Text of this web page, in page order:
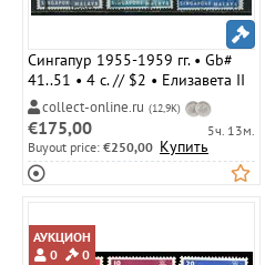
Сингапур 1955-1959 гг. • Gb#
41..51 • 4 c. // $2 • Елизавета II
• основной выпуск ( 6 марок ) •
Used VF ( кат.- £ 8 )
collect-online.ru (12,9K)
€175,00
5ч. 13м.
Buyout price: €250,00 Купить
АУКЦИОН
0
0